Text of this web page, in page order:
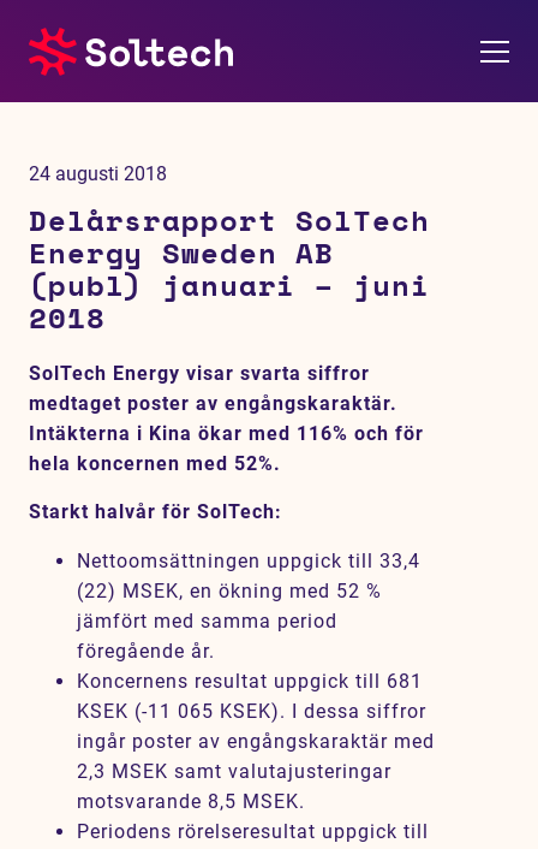
Karriär
Kontakt
Tjänster
Referensprojekt
Investerare
Hållbarhet
24 augusti 2018
Delårsrapport SolTech
Energy Sweden AB
(publ) januari – juni
2018
SolTech Energy visar svarta siffror
medtaget poster av engångskaraktär.
Intäkterna i Kina ökar med 116% och för
hela koncernen med 52%.
Starkt halvår för SolTech:
Nettoomsättningen uppgick till 33,4
(22) MSEK, en ökning med 52 %
jämfört med samma period
föregående år.
Koncernens resultat uppgick till 681
KSEK (-11 065 KSEK). I dessa siffror
ingår poster av engångskaraktär med
2,3 MSEK samt valutajusteringar
motsvarande 8,5 MSEK.
Periodens rörelseresultat uppgick till